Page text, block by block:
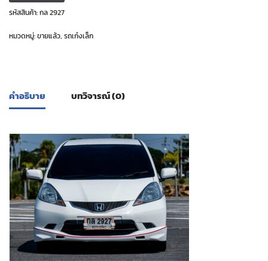
รหัสสินค้า:กล 2927
หมวดหมู่:ขายแล้ว, รถเก๋งเล็ก
คำอธิบาย บทวิจารณ์ (0)